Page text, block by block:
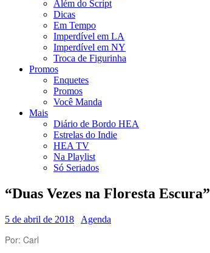
Além do Script
Dicas
Em Tempo
Imperdível em LA
Imperdível em NY
Troca de Figurinha
Promos
Enquetes
Promos
Você Manda
Mais
Diário de Bordo HEA
Estrelas do Indie
HEA TV
Na Playlist
Só Seriados
“Duas Vezes na Floresta Escura”
5 de abril de 2018 Agenda
Por: Carl